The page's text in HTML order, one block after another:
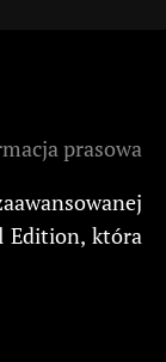
prasowa
Edition, która